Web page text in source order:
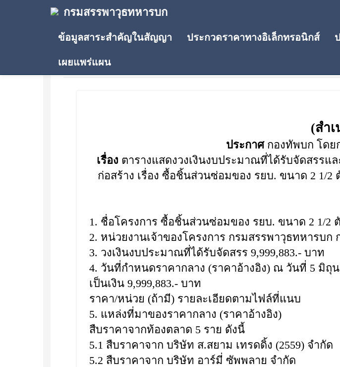
กรมสรรพาวุธทหารบก
ข้อมูลสาระสำคัญในสัญญา ประกวดราคาทางอิเล็กทรอนิกส์
เผยแพร่แผน
ประกาศราคากลาง
(สำเ
ประกาศกองทัพบก โดย
เรื่อง ตารางแสดงวงเงินงบประมาณที่ได้รับจัดสรรแ
ก่อสร้าง เรื่อง ซื้อชิ้นส่วนซ่อมของ รยบ. ขนาด 2 1/2
1. ชื่อโครงการ ซื้อชิ้นส่วนซ่อมของ รยบ. ขนาด 2 1/2
2. หน่วยงานเจ้าของโครงการ กรมสรรพาวุธทหารบก
3. วงเงินงบประมาณที่ได้รับจัดสรร 9,999,883.- บาท
4. วันที่กำหนดราคากลาง (ราคาอ้างอิง) ณ วันที่ 5 มิถุน
เป็นเงิน 9,999,883.- บาท
ราคา/หน่วย (ถ้ามี) รายละเอียดตามไฟล์ที่แนบ
5. แหล่งที่มาของราคากลาง (ราคาอ้างอิง)
สืบราคาจากท้องตลาด 5 ราย ดังนี้
5.1 สืบราคาจาก บริษัท ส.สยาม เทรดดิ้ง (2559) จำกัด
5.2 สืบราคาจาก บริษัท อาร์มี่ ซัพพลาย จำกัด